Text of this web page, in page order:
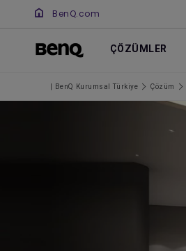
BenQ.com
ÇÖZÜMLER
| BenQ Kurumsal Türkiye Çözüm